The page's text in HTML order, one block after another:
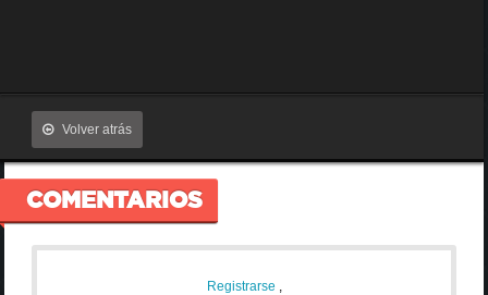
Volver atrás
COMENTARIOS
Registrarse ,